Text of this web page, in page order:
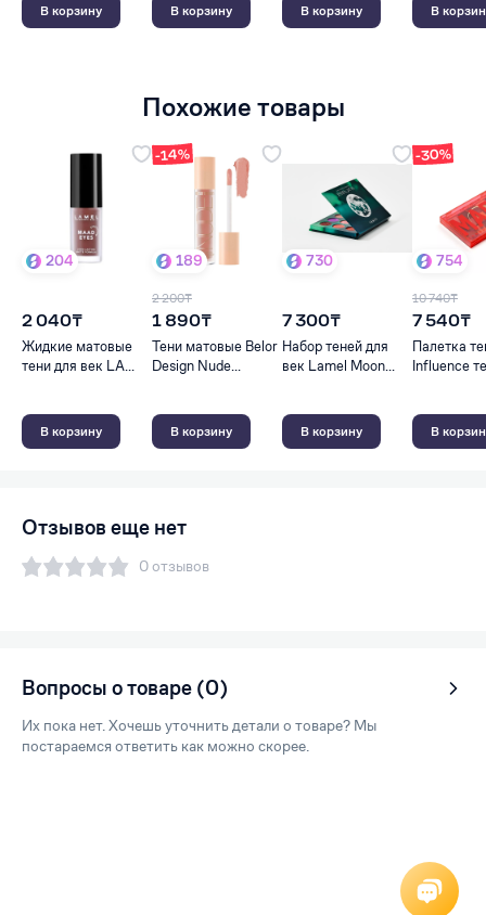
В корзину В корзину В корзину В
Похожие товары
204
2 040₸
Жидкие матовые
тени для век LA...
В корзину
-14%
189
2 200₸
1 890₸
Тени матовые Belor
Design Nude...
В корзину
730
7 300₸
Набор теней для
век Lamel Moon...
В корзину
-30%
754
10 740₸
7 540₸
Палетка
Influence
В
Отзывов еще нет
0 отзывов
Вопросы о товаре (0)
Их пока нет. Хочешь уточнить детали о товаре? Мы
постараемся ответить как можно скорее.